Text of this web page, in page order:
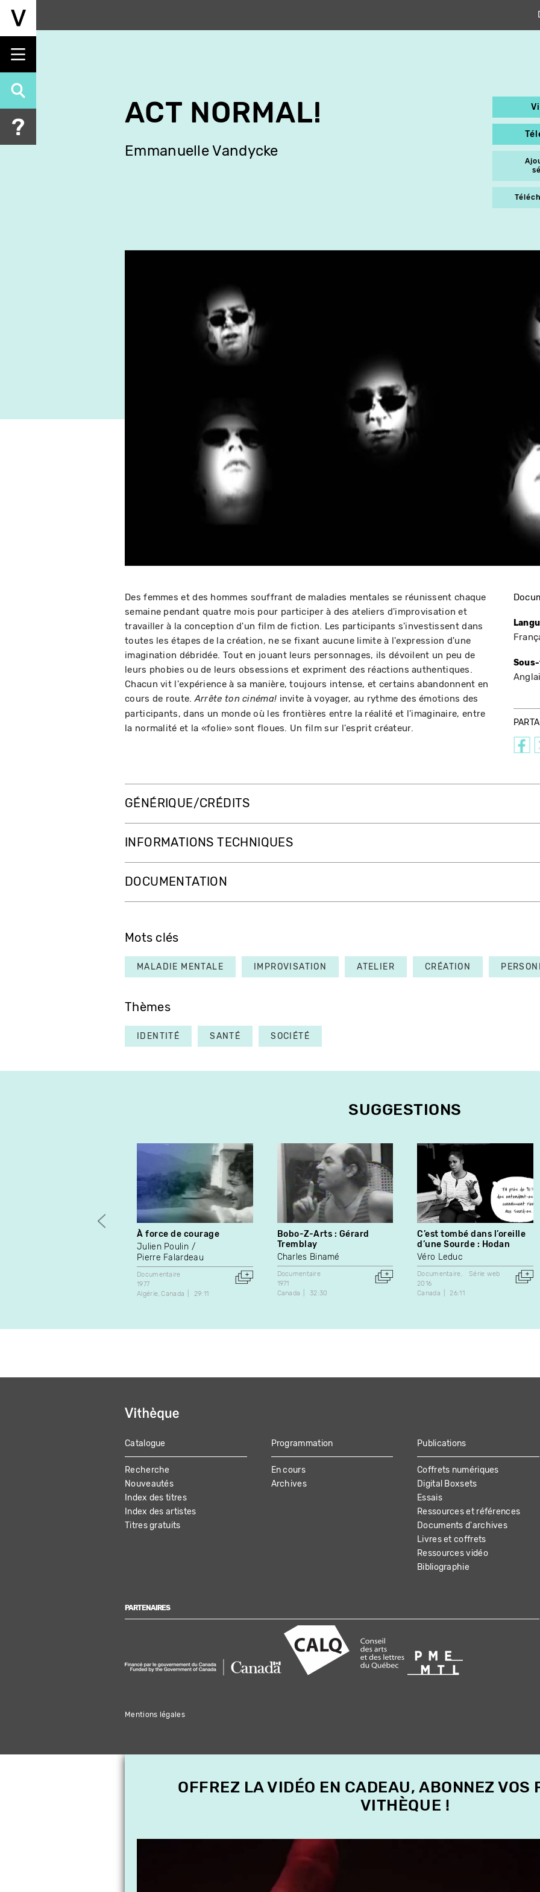
Aller
principal
ACT NORMAL!
Emmanuelle Vandycke
Des femmes et des hommes souffrant de maladies mentales se réunissent chaque
semaine pendant quatre mois pour participer à des ateliers d'improvisation et
travailler à la conception d'un film de fiction. Les participants s'investissent dans
toutes les étapes de la création, ne se fixant aucune limite à l'expression d'une
imagination débridée. Tout en jouant leurs personnages, ils dévoilent un peu de
leurs phobies ou de leurs obsessions et expriment des réactions authentiques.
Chacun vit l'expérience à sa manière, toujours intense, et certains abandonnent en
cours de route.Arrête ton cinéma! invite à voyager, au rythme des émotions des
participants, dans un monde où les frontières entre la réalité et l'imaginaire, entre
la normalité et la «folie» sont floues. Un film sur l'esprit créateur.
GÉNÉRIQUE/CRÉDITS
INFORMATIONS TECHNIQUES
DOCUMENTATION
Mots clés
MALADIE MENTALE IMPROVISATION ATELIER CRÉATION
Thèmes
IDENTITÉ SANTÉ SOCIÉTÉ
SUGGESTIONS
À force de courage
Julien Poulin
Pierre Falardeau
Documentaire
1977
Algérie Canada 29:11
Bobo-Z-Arts : Gérard
Tremblay
Charles Binamé
Documentaire
1971
Canada
32:30
C’est tombé dans l’oreille
d’une Sourde : Hodan
Véro Leduc
Documentaire
Série web
2016
Canada
26:11
MAIN
NAVIGATION
Catalogue
Recherche
Nouveautés
Index des titres
Index des artistes
Titres gratuits
Programmation
En cours
Archives
Publications
Coffrets numériques
Digital Boxsets
Essais
Ressources et références
Documents d'archives
Livres et coffrets
Ressources vidéo
Bibliographie
PARTENAIRES
Mentions légales
OFFREZ LA VIDÉO EN CADEAU, ABONNEZ VOS
VITHÈQUE !